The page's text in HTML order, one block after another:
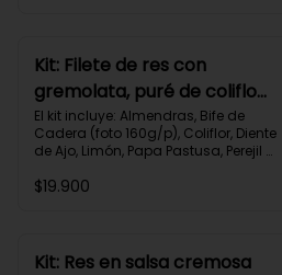
Proteínas 29g
Kit: Filete de res con
gremolata, puré de coliflor
y cherrys-71
El kit incluye: Almendras, Bife de
Cadera (foto 160g/p), Coliflor, Diente
de Ajo, Limón, Papa Pastusa, Perejil
Cherry, Receta Impresa.
$19.900
Kit: Res en salsa cremosa